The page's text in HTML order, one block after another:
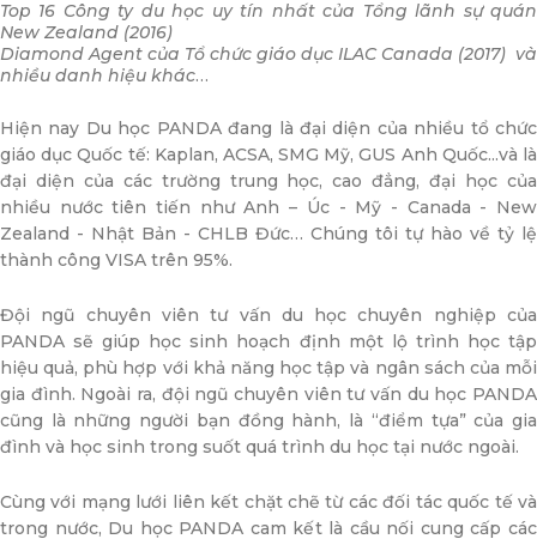
Top 16 Công ty du học uy tín nhất của Tổng lãnh sự quán
New Zealand (2016)
Diamond Agent của Tổ chức giáo dục ILAC Canada (2017) và
nhiều danh hiệu khác…
Hiện nay Du học PANDA đang là đại diện của nhiều tổ chức
giáo dục Quốc tế: Kaplan, ACSA, SMG Mỹ, GUS Anh Quốc...và là
đại diện của các trường trung học, cao đẳng, đại học của
nhiều nước tiên tiến như Anh – Úc - Mỹ - Canada - New
Zealand - Nhật Bản - CHLB Đức… Chúng tôi tự hào về tỷ lệ
thành công VISA trên 95%.
Đội ngũ chuyên viên tư vấn du học chuyên nghiệp của
PANDA sẽ giúp học sinh hoạch định một lộ trình học tập
hiệu quả, phù hợp với khả năng học tập và ngân sách của mỗi
gia đình. Ngoài ra, đội ngũ chuyên viên tư vấn du học PANDA
cũng là những người bạn đồng hành, là “điểm tựa” của gia
đình và học sinh trong suốt quá trình du học tại nước ngoài.
Cùng với mạng lưới liên kết chặt chẽ từ các đối tác quốc tế và
trong nước, Du học PANDA cam kết là cầu nối cung cấp các